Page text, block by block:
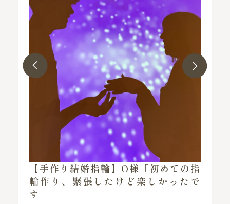
初めての指
しかったで
【手作りペアリング】K様・N
女と一緒に楽しい思い出がで